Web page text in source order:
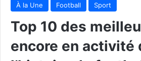
À la Une Football Sport
Top 10 des
encore en activité